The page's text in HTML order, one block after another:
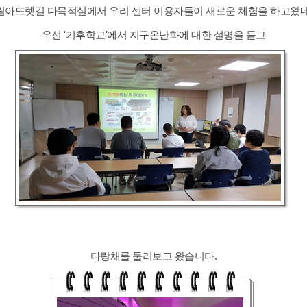
아뜨렛길 다목적실에서 우리 센터 이용자들이 새로운 체험을 하고왔
우선 '기후학교'에서 지구온난화에 대한 설명을 듣고
다랑채를 둘러보고 왔습니다.